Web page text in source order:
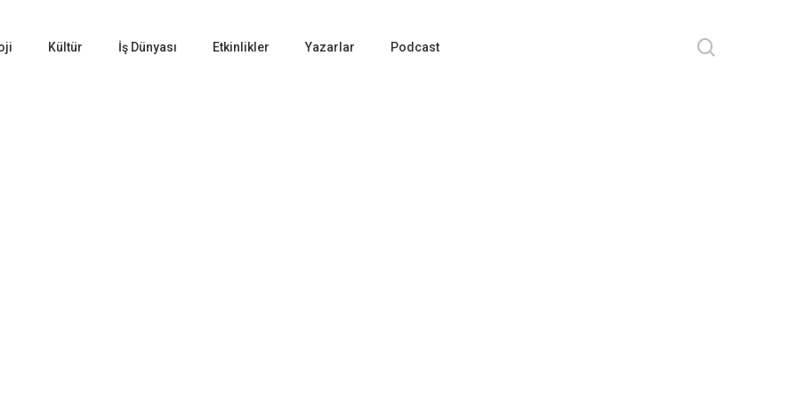
Kültür İş Dünyası Etkinlikler Yazarlar Podcast